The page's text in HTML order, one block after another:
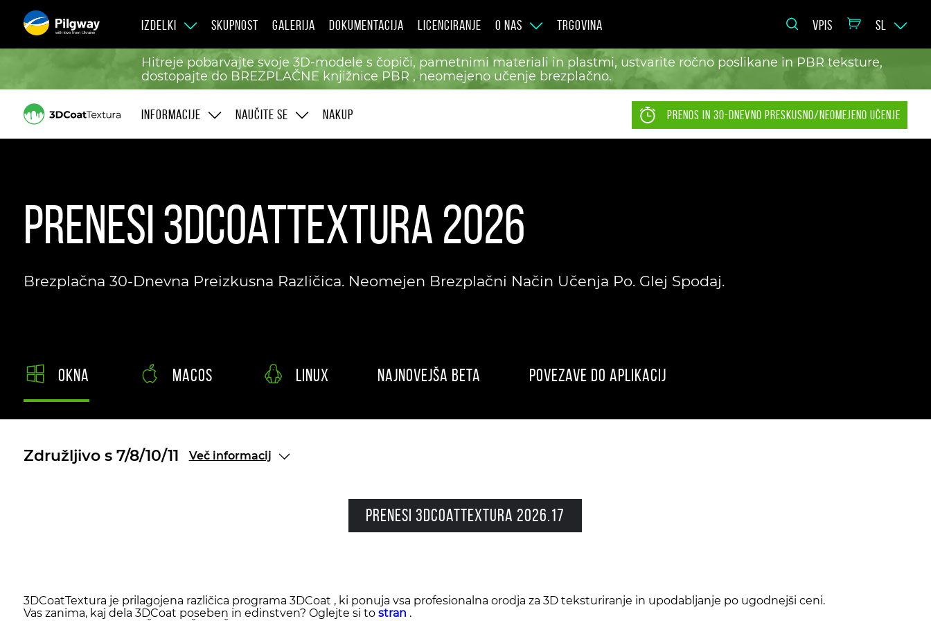
with love from Ukraine
IZDELKI SKUPNOST GALERIJA DOKUMENTACIJA LICENCIRANJE O NAS TRGOVINA VPIS SL
Hitreje pobarvajte svoje 3D-modele s čopiči, pametnimi materiali in plastmi, ustvarite ročno poslikane in PBR teksture,
dostopajte do BREZPLAČNE knjižnice PBR , neomejeno učenje brezplačno.
INFORMACIJE NAUČITE SE NAKUP PRENOS IN 30-DNEVNO PRESKUSNO/NEOMEJENO UČENJE
Prenesi 3DCoatTextura 2026
Brezplačna 30-Dnevna Preizkusna Različica. Neomejen Brezplačni Način Učenja Po. Glej Spodaj.
okna macos Linux najnovejša beta povezave do aplikacij
Združljivo s 7/8/10/11 Več informacij
Prenesi 3DCoatTextura 2026.17
3DCoatTextura je prilagojena različica programa 3DCoat , ki ponuja vsa profesionalna orodja za 3D teksturiranje in upodabljanje po ugodnejši ceni.
Vas zanima, kaj dela 3DCoat poseben in edinstven? Oglejte si to stran .